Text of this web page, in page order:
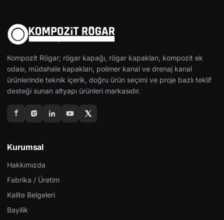
Kompozit Rögar; rögar kapağı, rögar kapakları, kompozit ek
odası, müdahale kapakları, polimer kanal ve drenaj kanal
ürünlerinde teknik içerik, doğru ürün seçimi ve proje bazlı teklif
desteği sunan altyapı ürünleri markasıdır.
Kurumsal
Hakkımızda
Fabrika / Üretim
Kalite Belgeleri
Bayilik